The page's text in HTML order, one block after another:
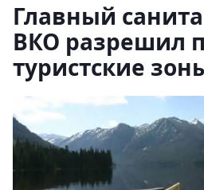
Главный
ВКО разрешил
туристские